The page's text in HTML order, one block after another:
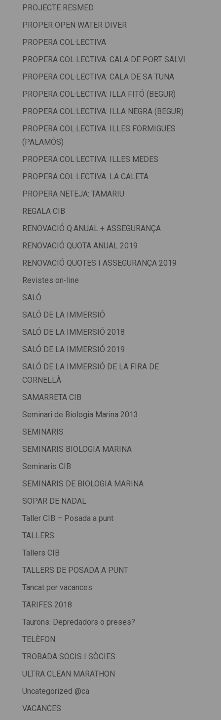
PROJECTE RESMED
PROPER OPEN WATER DIVER
PROPERA COL·LECTIVA
PROPERA COL·LECTIVA: CALA DE PORT SALVI
PROPERA COL·LECTIVA: CALA DE SA TUNA
PROPERA COL·LECTIVA: ILLA FITÓ (BEGUR)
PROPERA COL·LECTIVA: ILLA NEGRA (BEGUR)
PROPERA COL·LECTIVA: ILLES FORMIGUES
(PALAMÓS)
PROPERA COL·LECTIVA: ILLES MEDES
PROPERA COL·LECTIVA: LA CALETA
PROPERA NETEJA: TAMARIU
REGALA CIB
RENOVACIÓ Q.ANUAL + ASSEGURANÇA
RENOVACIÓ QUOTA ANUAL 2019
RENOVACIÓ QUOTES I ASSEGURANÇA 2019
Revistes on-line
SALÓ
SALÓ DE LA IMMERSIÓ
SALÓ DE LA IMMERSIÓ 2018
SALÓ DE LA IMMERSIÓ 2019
SALÓ DE LA IMMERSIÓ DE LA FIRA DE
CORNELLÀ
SAMARRETA CIB
Seminari de Biologia Marina 2013
SEMINARIS
SEMINARIS BIOLOGIA MARINA
Seminaris CIB
SEMINARIS DE BIOLOGIA MARINA
SOPAR DE NADAL
Taller CIB – Posada a punt
TALLERS
Tallers CIB
TALLERS DE POSADA A PUNT
Tancat per vacances
TARIFES 2018
Taurons: Depredadors o preses?
TELÈFON
TROBADA SOCIS I SÒCIES
ULTRA CLEAN MARATHON
Uncategorized @ca
VACANCES